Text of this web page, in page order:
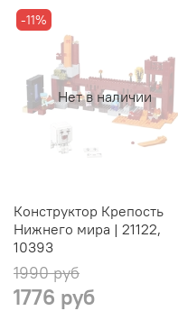
Нет в наличии
-11%
Конструктор Крепость
Нижнего мира | 21122,
10393
1990 руб
1776 руб